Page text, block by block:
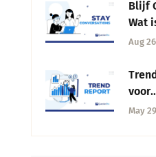
Blijf
Wat
Aug
voor
May